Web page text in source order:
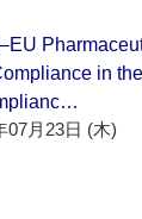
in
07月23日 (木)